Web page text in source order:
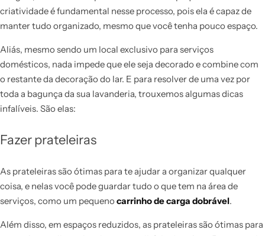
criatividade é fundamental nesse processo, pois ela é capaz de
manter tudo organizado, mesmo que você tenha pouco espaço.
Aliás, mesmo sendo um local exclusivo para serviços
domésticos, nada impede que ele seja decorado e combine com
o restante da decoração do lar. E para resolver de uma vez por
toda a bagunça da sua lavanderia, trouxemos algumas dicas
infalíveis. São elas:
Fazer prateleiras
As prateleiras são ótimas para te ajudar a organizar qualquer
coisa, e nelas você pode guardar tudo o que tem na área de
serviços, como um pequeno carrinho de carga dobrável.
Além disso, em espaços reduzidos, as prateleiras são ótimas para